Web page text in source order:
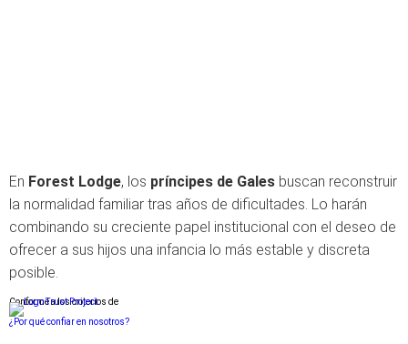
En Forest Lodge, los príncipes de Gales buscan reconstruir
la normalidad familiar tras años de dificultades. Lo harán
combinando su creciente papel institucional con el deseo de
ofrecer a sus hijos una infancia lo más estable y discreta
posible.
Conforme a los criterios de
¿Por qué confiar en nosotros?